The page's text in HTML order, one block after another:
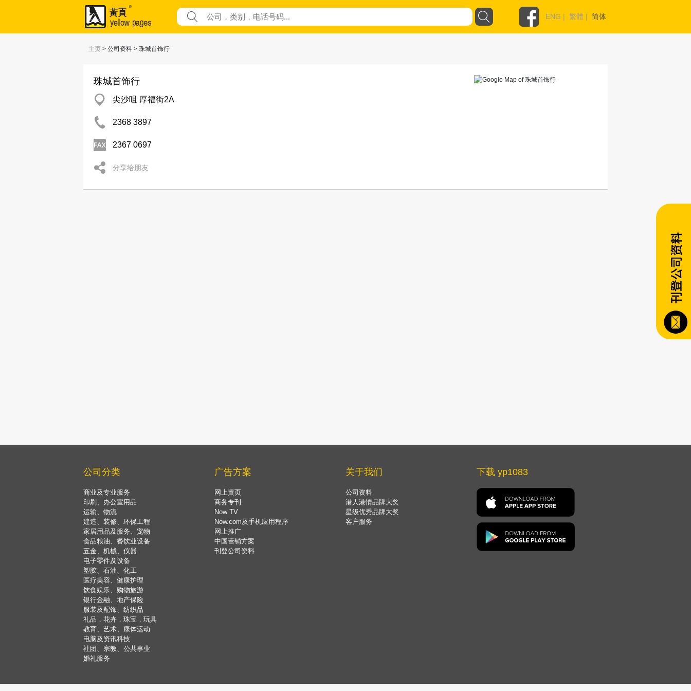
ENG | 繁體 | 简体
主页 > 公司资料 > 珠城首饰行
珠城首饰行
尖沙咀 厚福街2A
2368 3897
2367 0697
分享给朋友
公司分类
商业及专业服务
印刷、办公室用品
运输、物流
建造、装修、环保工程
家居用品及服务、宠物
食品粮油、餐饮业设备
五金、机械、仪器
电子零件及设备
塑胶、石油、化工
医疗美容、健康护理
饮食娱乐、购物旅游
银行金融、地产保险
服装及配饰、纺织品
礼品，花卉，珠宝，玩具
教育、艺术、康体运动
电脑及资讯科技
社团、宗教、公共事业
婚礼服务
广告方案
网上黄页
商务专刊
Now TV
Now.com及手机应用程序
网上推广
中国营销方案
刊登公司资料
关于我们
公司资料
港人港情品牌大奖
星级优秀品牌大奖
客户服务
下载 yp1083